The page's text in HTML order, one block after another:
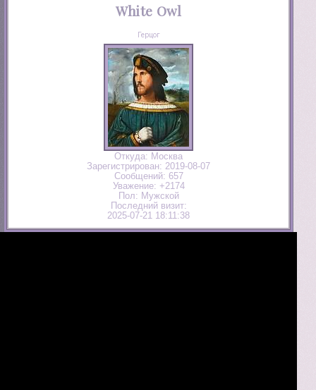
White Owl
Герцог
Откуда: Москва
Зарегистрирован: 2019-08-07
Сообщений: 657
Уважение: +2174
Пол: Мужской
Последний визит:
2025-07-21 18:11:38